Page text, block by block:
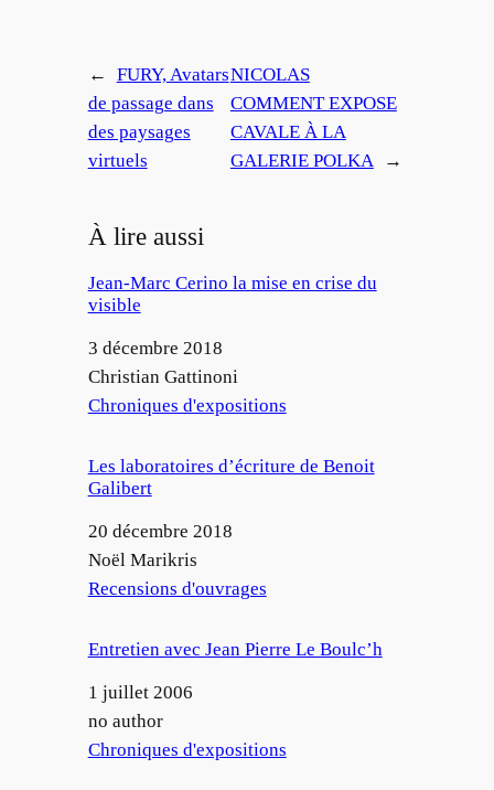
←
FURY, Avatars
de passage dans
des paysages
virtuels
NICOLAS
COMMENT EXPOSE
CAVALE À LA
GALERIE POLKA
→
À lire aussi
Jean-Marc Cerino la mise en crise du
visible
Date
3 décembre 2018
Auteur
Christian Gattinoni
Par rapport à
Chroniques d'expositions
Les laboratoires d’écriture de Benoit
Galibert
Date
20 décembre 2018
Auteur
Noël Marikris
Par rapport à
Recensions d'ouvrages
Entretien avec Jean Pierre Le Boulc’h
Date
1 juillet 2006
Auteur
no author
Par rapport à
Chroniques d'expositions